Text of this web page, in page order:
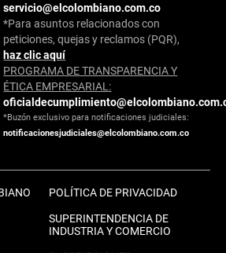
servicio@elcolombiano.com.co
*Para asuntos relacionados con
peticiones, quejas y reclamos (PQR),
haz clic aquí
PROGRAMA DE TRANSPARENCIA Y
ÉTICA EMPRESARIAL:
*Buzón exclusivo para notificaciones judiciales:
notificacionesjudiciales@elcolombiano.com.co
POLÍTICA DE PRIVACIDAD
SUPERINTENDENCIA DE
INDUSTRIA Y COMERCIO